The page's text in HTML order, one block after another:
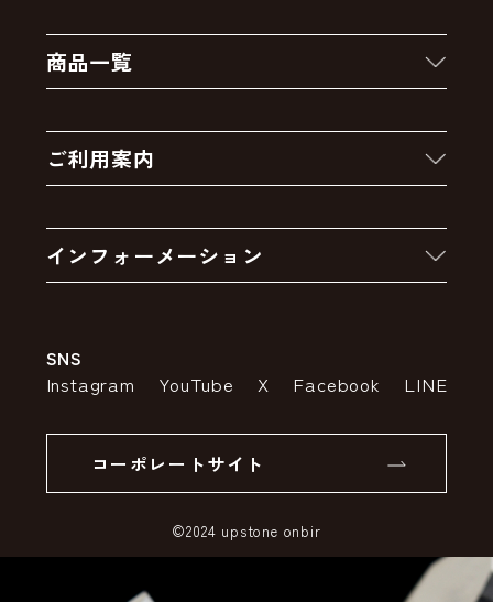
商品一覧
クーポン
卸販売・大量注文
アウトレットセール
ご利用案内
お支払いについて
インフォーメーション
特定商取引法の表示
SSLサーバー証明書とは
SNS
Instagram YouTube X Facebook LINE
コーポレートサイト
©2024 upstone onbir